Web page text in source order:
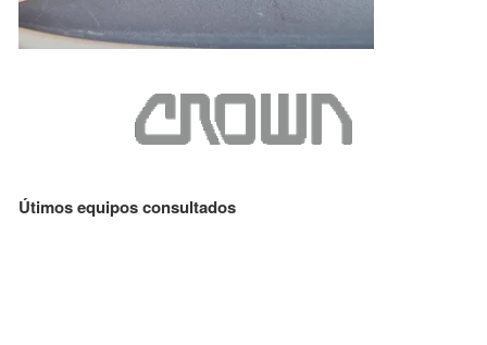
Útimos equipos consultados